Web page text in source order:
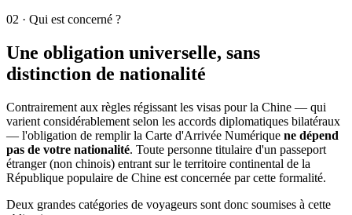
02 · Qui est concerné ?
Une obligation universelle, sans
distinction de nationalité
Contrairement aux règles régissant les visas pour la Chine — qui
varient considérablement selon les accords diplomatiques bilatéraux
— l'obligation de remplir la Carte d'Arrivée Numérique ne dépend
pas de votre nationalité. Toute personne titulaire d'un passeport
étranger (non chinois) entrant sur le territoire continental de la
République populaire de Chine est concernée par cette formalité.
Deux grandes catégories de voyageurs sont donc soumises à cette